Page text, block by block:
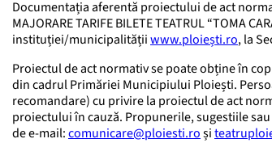
Documentația aferentă proiectului de act normativ
MAJORARE TARIFE BILETE TEATRUL “TOMA
instituției/municipalitățiiwww.ploiești.ro, la
Proiectul de act normativ se poate obține în
din cadrul Primăriei Municipiului Ploiești.
recomandare) cu privire la proiectul de act
proiectului în cauză. Propunerile, sugestiile
de e-mail:comunicare@ploiesti.roși